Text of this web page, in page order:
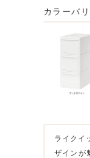
カラーバ
ライクイ
ザインが